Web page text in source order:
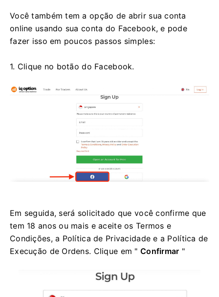
Você também tem a opção de abrir sua conta
online usando sua conta do Facebook, e pode
fazer isso em poucos passos simples:
1. Clique no botão do Facebook.
Em seguida, será solicitado que você confirme que
tem 18 anos ou mais e aceite os Termos e
Condições, a Política de Privacidade e a Política de
Execução de Ordens. Clique em " Confirmar "